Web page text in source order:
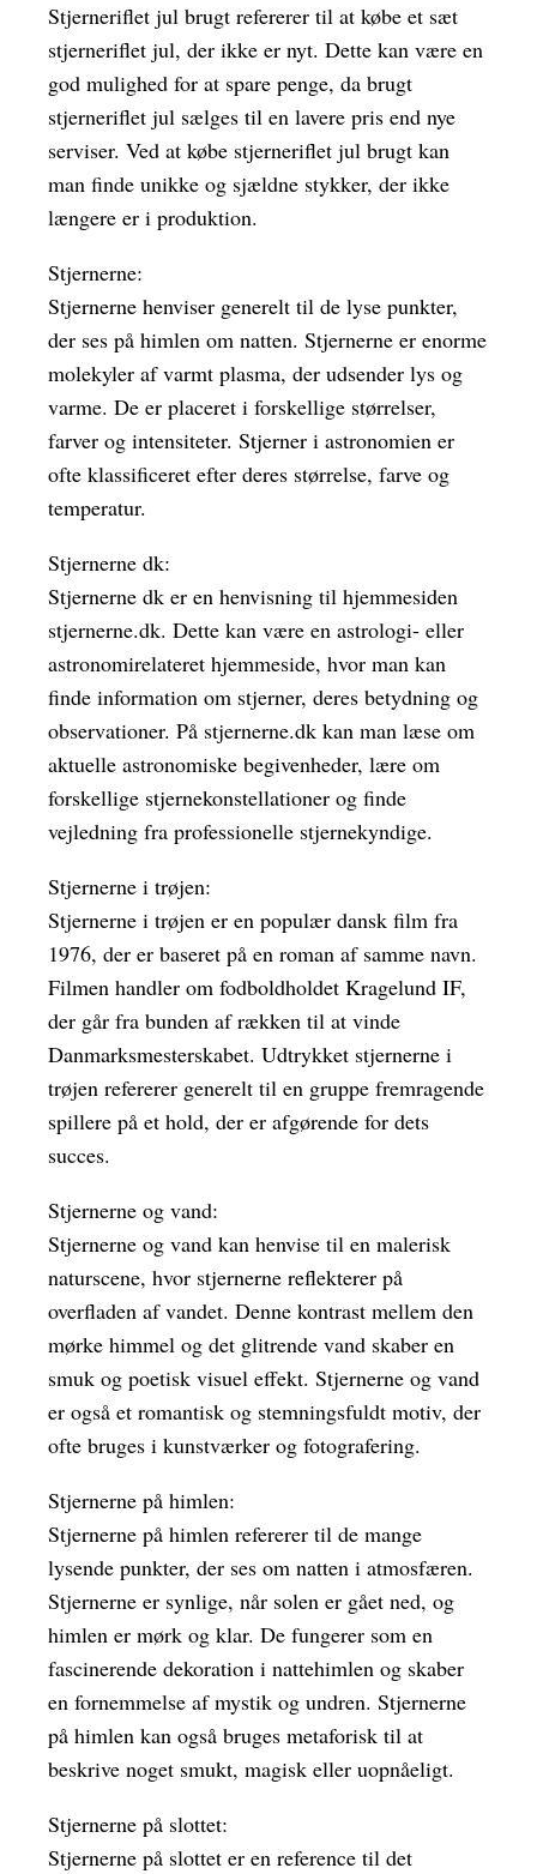
Stjerneriflet jul brugt refererer til at købe et sæt
stjerneriflet jul, der ikke er nyt. Dette kan være en
god mulighed for at spare penge, da brugt
stjerneriflet jul sælges til en lavere pris end nye
serviser. Ved at købe stjerneriflet jul brugt kan
man finde unikke og sjældne stykker, der ikke
længere er i produktion.
Stjernerne:
Stjernerne henviser generelt til de lyse punkter,
der ses på himlen om natten. Stjernerne er enorme
molekyler af varmt plasma, der udsender lys og
varme. De er placeret i forskellige størrelser,
farver og intensiteter. Stjerner i astronomien er
ofte klassificeret efter deres størrelse, farve og
temperatur.
Stjernerne dk:
Stjernerne dk er en henvisning til hjemmesiden
stjernerne.dk. Dette kan være en astrologi- eller
astronomirelateret hjemmeside, hvor man kan
finde information om stjerner, deres betydning og
observationer. På stjernerne.dk kan man læse om
aktuelle astronomiske begivenheder, lære om
forskellige stjernekonstellationer og finde
vejledning fra professionelle stjernekyndige.
Stjernerne i trøjen:
Stjernerne i trøjen er en populær dansk film fra
1976, der er baseret på en roman af samme navn.
Filmen handler om fodboldholdet Kragelund IF,
der går fra bunden af rækken til at vinde
Danmarksmesterskabet. Udtrykket stjernerne i
trøjen refererer generelt til en gruppe fremragende
spillere på et hold, der er afgørende for dets
succes.
Stjernerne og vand:
Stjernerne og vand kan henvise til en malerisk
naturscene, hvor stjernerne reflekterer på
overfladen af ​​vandet. Denne kontrast mellem den
mørke himmel og det glitrende vand skaber en
smuk og poetisk visuel effekt. Stjernerne og vand
er også et romantisk og stemningsfuldt motiv, der
ofte bruges i kunstværker og fotografering.
Stjernerne på himlen:
Stjernerne på himlen refererer til de mange
lysende punkter, der ses om natten i atmosfæren.
Stjernerne er synlige, når solen er gået ned, og
himlen er mørk og klar. De fungerer som en
fascinerende dekoration i nattehimlen og skaber
en fornemmelse af mystik og undren. Stjernerne
på himlen kan også bruges metaforisk til at
beskrive noget smukt, magisk eller uopnåeligt.
Stjernerne på slottet:
Stjernerne på slottet er en reference til det